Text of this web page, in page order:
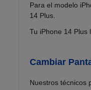
Para el modelo
14 Plus.
Tu iPhone 14 Plus
Cambiar
Nuestros técnicos